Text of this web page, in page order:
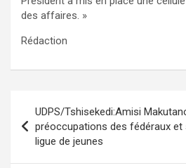
des affaires. »
Rédaction
de
l’article
UDPS/Tshisekedi:Amisi
préoccupations des fédéraux et
ligue de jeunes